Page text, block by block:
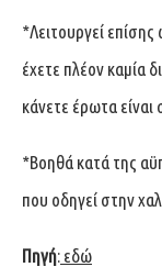
*Λειτουργεί
έχετε πλέον καμία
κάνετε έρωτα
*Βοηθά κατά της
που οδηγεί στην
Πηγή: εδώ